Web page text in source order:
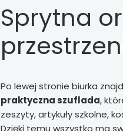
Sprytna
Po lewej stronie biurka
praktyczna szuflada,
zeszyty, artykuły szkolne,
Dzięki temu wszystko ma